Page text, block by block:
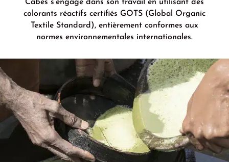
Cabes s’engage dans son travail en utilisant des
colorants réactifs certifiés GOTS (Global Organic
Textile Standard), entièrement conformes aux
normes environnementales internationales.